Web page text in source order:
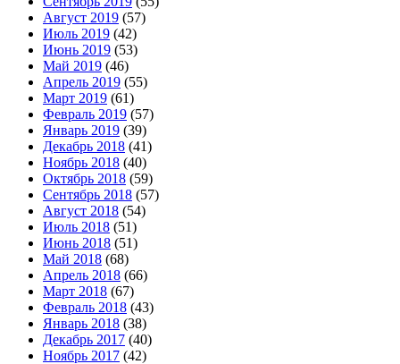
Август 2019 (57)
Июль 2019 (42)
Июнь 2019 (53)
Май 2019 (46)
Апрель 2019 (55)
Март 2019 (61)
Февраль 2019 (57)
Январь 2019 (39)
Декабрь 2018 (41)
Ноябрь 2018 (40)
Октябрь 2018 (59)
Сентябрь 2018 (57)
Август 2018 (54)
Июль 2018 (51)
Июнь 2018 (51)
Май 2018 (68)
Апрель 2018 (66)
Март 2018 (67)
Февраль 2018 (43)
Январь 2018 (38)
Декабрь 2017 (40)
Ноябрь 2017 (42)